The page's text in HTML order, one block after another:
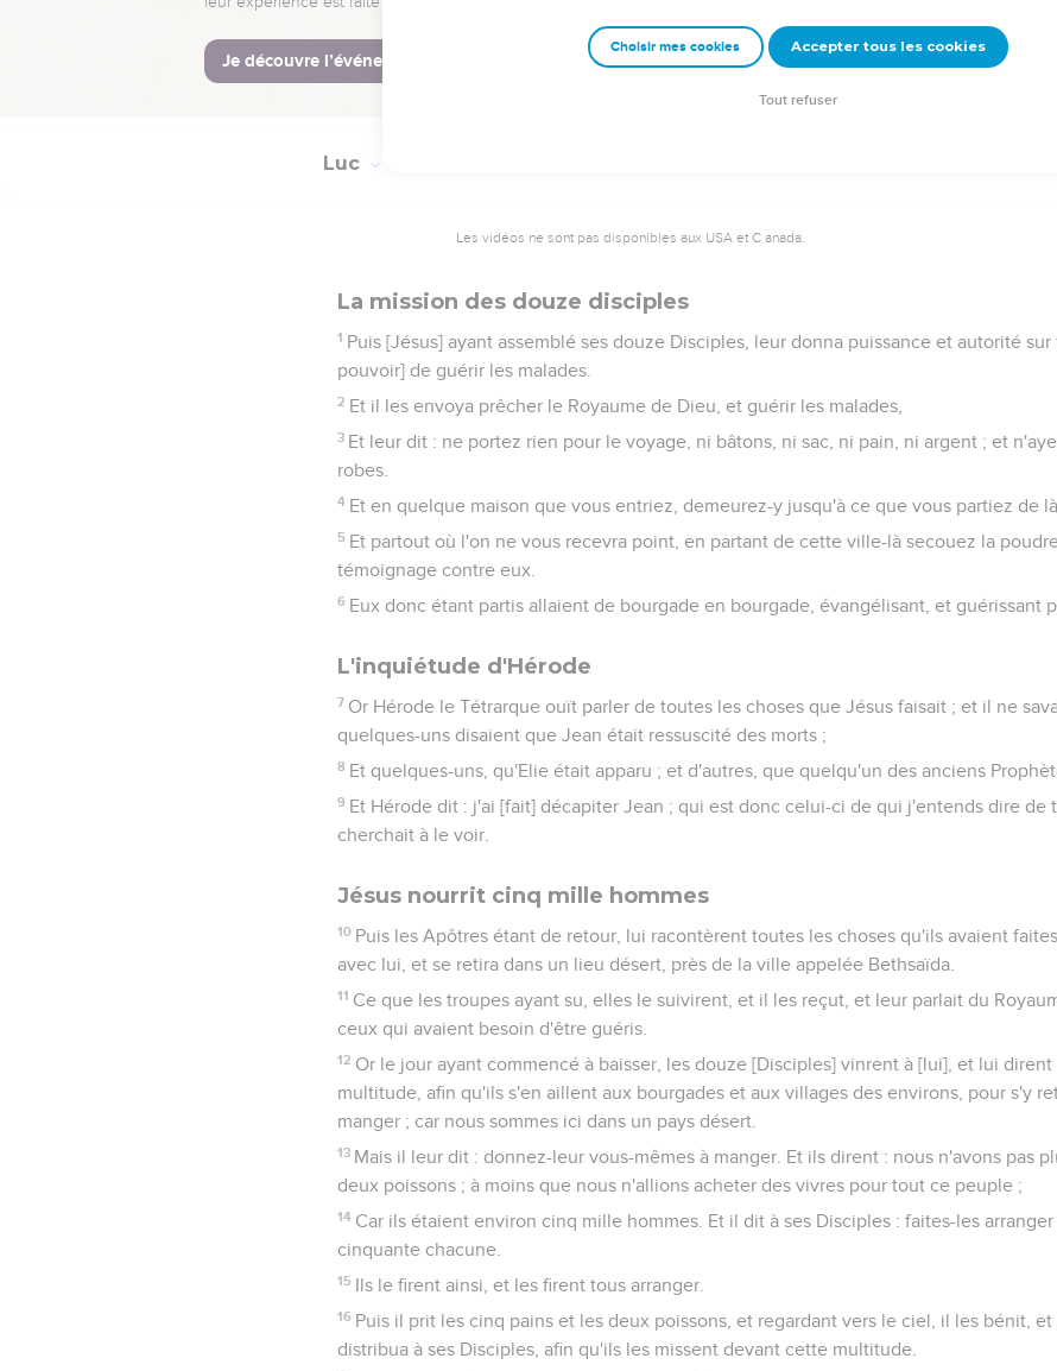
Et son esprit retourna, et elle se leva d'abord ; et il commanda qu'on lui donnât à
56 Et le père et la mère de la fille en furent étonnés, mais il leur commanda de ne dire
Luc
Les vidéos ne sont pas disponibles aux USA et C anada.
La mission des douze disciples
1 Puis [Jésus] ayant assemblé ses douze Disciples, leur donna puissance et autorité
pouvoir] de guérir les malades.
2 Et il les envoya prêcher le Royaume de Dieu, et guérir les malades,
3 Et leur dit : ne portez rien pour le voyage, ni bâtons, ni sac, ni pain, ni argent ; et
robes.
4 Et en quelque maison que vous entriez, demeurez-y jusqu'à ce que vous partiez de là.
5 Et partout où l'on ne vous recevra point, en partant de cette ville-là secouez la
témoignage contre eux.
6 Eux donc étant partis allaient de bourgade en bourgade, évangélisant, et guérissant
L'inquiétude d'Hérode
7 Or Hérode le Tétrarque ouït parler de toutes les choses que Jésus faisait ; et il ne
quelques-uns disaient que Jean était ressuscité des morts ;
8 Et quelques-uns, qu'Elie était apparu ; et d'autres, que quelqu'un des anciens
9 Et Hérode dit : j'ai [fait] décapiter Jean ; qui est donc celui-ci de qui j'entends dire de
cherchait à le voir.
Jésus nourrit cinq mille hommes
10 Puis les Apôtres étant de retour, lui racontèrent toutes les choses qu'ils avaient
avec lui, et se retira dans un lieu désert, près de la ville appelée Bethsaïda.
11 Ce que les troupes ayant su, elles le suivirent, et il les reçut, et leur parlait du
ceux qui avaient besoin d'être guéris.
12 Or le jour ayant commencé à baisser, les douze [Disciples] vinrent à [lui], et lui
multitude, afin qu'ils s'en aillent aux bourgades et aux villages des environs, pour s'y
manger ; car nous sommes ici dans un pays désert.
13 Mais il leur dit : donnez-leur vous-mêmes à manger. Et ils dirent : nous n'avons pas
deux poissons ; à moins que nous n'allions acheter des vivres pour tout ce peuple ;
14 Car ils étaient environ cinq mille hommes. Et il dit à ses Disciples : faites-les
cinquante chacune.
15 Ils le firent ainsi, et les firent tous arranger.
16 Puis il prit les cinq pains et les deux poissons, et regardant vers le ciel, il les bénit,
distribua à ses Disciples, afin qu'ils les missent devant cette multitude.
Choisir mes cookies Accepter tous les cookies
Tout refuser